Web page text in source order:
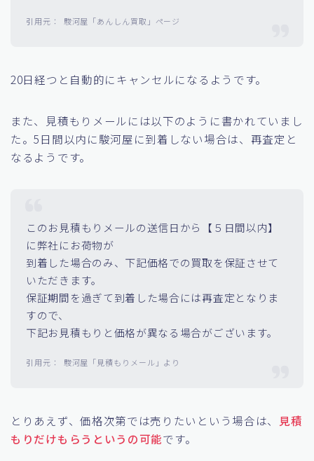
駿河屋「あんしん買取」ページ
20日経つと自動的にキャンセルになるようです。
また、見積もりメールには以下のように書かれていまし
た。5日間以内に駿河屋に到着しない場合は、再査定と
なるようです。
このお見積もりメールの送信日から【５日間以内】
に弊社にお荷物が
到着した場合のみ、下記価格での買取を保証させて
いただきます。
保証期間を過ぎて到着した場合には再査定となりま
すので、
下記お見積もりと価格が異なる場合がございます。
駿河屋「見積もりメール」より
とりあえず、価格次第では売りたいという場合は、 見積
もりだけもらうというの可能です。